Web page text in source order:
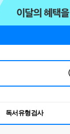
RBTI Lab
독서유형검사